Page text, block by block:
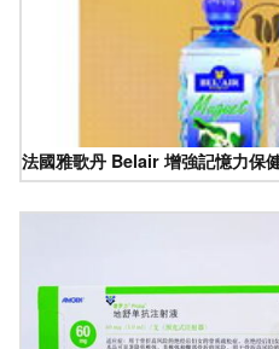
法國雅歌丹 Belair 增強記憶力保